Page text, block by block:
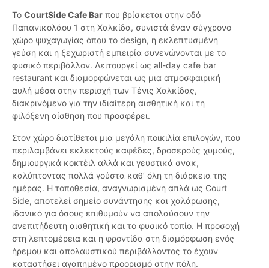
Το CourtSide Cafe Bar που βρίσκεται στην οδό
Παπανικολάου 1 στη Χαλκίδα, συνιστά έναν σύγχρονο
χώρο ψυχαγωγίας όπου το design, η εκλεπτυσμένη
γεύση και η ξεχωριστή εμπειρία συνενώνονται με το
φυσικό περιβάλλον. Λειτουργεί ως all-day cafe bar
restaurant και διαμορφώνεται ως μια ατμοσφαιρική
αυλή μέσα στην περιοχή των Τένις Χαλκίδας,
διακρινόμενο για την ιδιαίτερη αισθητική και τη
φιλόξενη αίσθηση που προσφέρει.
Στον χώρο διατίθεται μια μεγάλη ποικιλία επιλογών, που
περιλαμβάνει εκλεκτούς καφέδες, δροσερούς χυμούς,
δημιουργικά κοκτέιλ αλλά και γευστικά σνακ,
καλύπτοντας πολλά γούστα καθ’ όλη τη διάρκεια της
ημέρας. Η τοποθεσία, αναγνωρισμένη απλά ως Court
Side, αποτελεί σημείο συνάντησης και χαλάρωσης,
ιδανικό για όσους επιθυμούν να απολαύσουν την
ανεπιτήδευτη αισθητική και το φυσικό τοπίο. Η προσοχή
στη λεπτομέρεια και η φροντίδα στη διαμόρφωση ενός
ήρεμου και απολαυστικού περιβάλλοντος το έχουν
καταστήσει αγαπημένο προορισμό στην πόλη.